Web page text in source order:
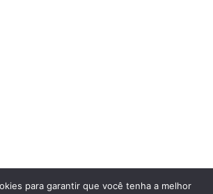
para garantir que você tenha a melhor